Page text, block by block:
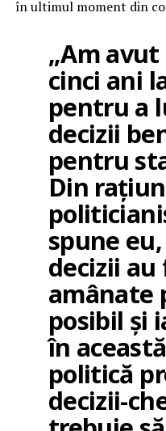
în ultimul moment din
„Am
cinci ani
pentru a
decizii
pentru
Din
spune
decizii au
amânate
posibil și
în
politică
decizii-